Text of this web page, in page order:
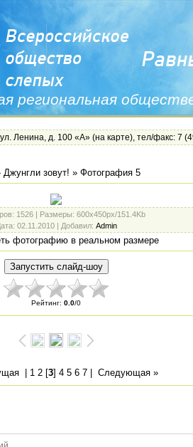
региональная
Ленина, д. 100 «А» (на карте), тел/факс: 7
Джунгли зовут! » Фотография 5
: 1526 | Размеры: 600x450px/151.4Kb
: 02.11.2010 | Добавил: Admin
фотографию в реальном размере
Рейтинг: 0.0/0
| 1 2[3] 4 5 6 7| Следующая »